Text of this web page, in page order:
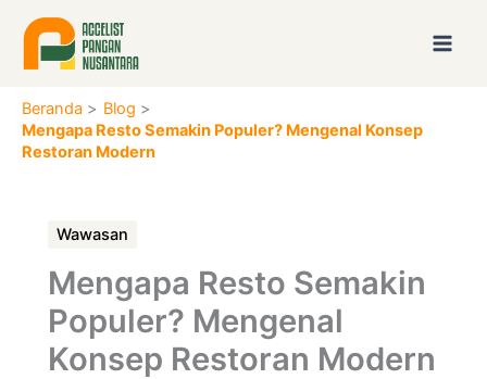
konten
Beranda
Blog
Mengapa Resto Semakin Populer? Mengenal Konsep
Restoran Modern
Wawasan
Mengapa Resto Semakin
Populer? Mengenal
Konsep Restoran Modern